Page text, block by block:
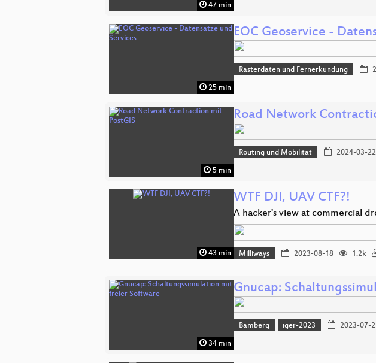
47 min
25 min
EOC Geoservice -
Rasterdaten und Fernerkundung
5 min
Road Network
Routing und Mobilität 2024-03-22
43 min
WTF DJI, UAV CTF?!
A hacker's view at commercial
Milliways 2023-08-18 1.2k
34 min
Gnucap:
Bamberg iger-2023 2023-07-